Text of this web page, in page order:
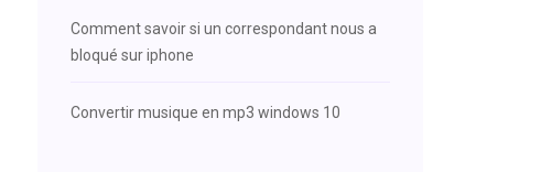
Comment savoir si un correspondant nous a
bloqué sur iphone
Convertir musique en mp3 windows 10